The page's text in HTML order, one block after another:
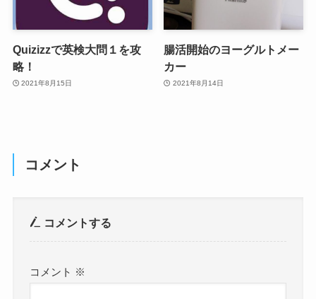
Quizizzで英検大問１を攻
略！
2021年8月15日
腸活開始のヨーグルトメー
カー
2021年8月14日
コメント
コメントする
コメント ※